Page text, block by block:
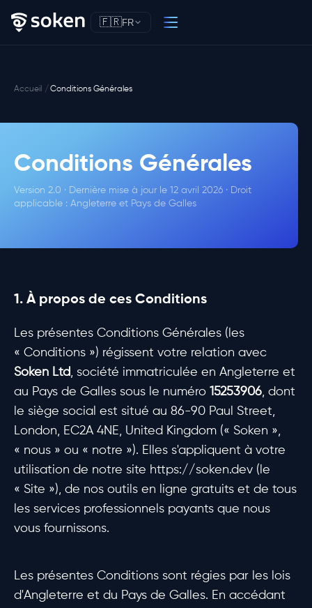
🇫🇷FR
Accueil Conditions Générales
Conditions Générales
Version 2.0 · Dernière mise à jour le 12 avril 2026 · Droit
applicable : Angleterre et Pays de Galles
1. À propos de ces Conditions
Les présentes Conditions Générales (les
« Conditions ») régissent votre relation avec
Soken Ltd, société immatriculée en Angleterre et
au Pays de Galles sous le numéro 15253906, dont
le siège social est situé au 86-90 Paul Street,
London, EC2A 4NE, United Kingdom (« Soken »,
« nous » ou « notre »). Elles s'appliquent à votre
utilisation de notre site https://soken.dev (le
« Site »), de nos outils en ligne gratuits et de tous
les services professionnels payants que nous
vous fournissons.
Les présentes Conditions sont régies par les lois
d'Angleterre et du Pays de Galles. En accédant